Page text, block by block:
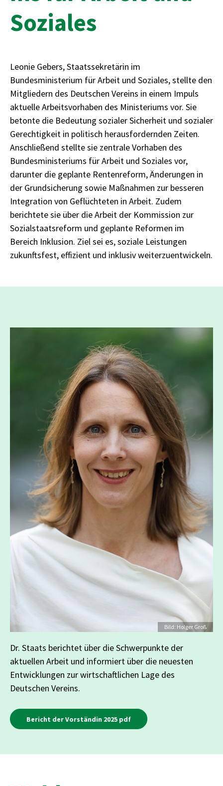
Soziales
Leonie Gebers, Staatssekretärin im
Bundesministerium für Arbeit und Soziales, stellte den
Mitgliedern des Deutschen Vereins in einem Impuls
aktuelle Arbeitsvorhaben des Ministeriums vor. Sie
betonte die Bedeutung sozialer Sicherheit und sozialer
Gerechtigkeit in politisch herausfordernden Zeiten.
Anschließend stellte sie zentrale Vorhaben des
Bundesministeriums für Arbeit und Soziales vor,
darunter die geplante Rentenreform, Änderungen in
der Grundsicherung sowie Maßnahmen zur besseren
Integration von Geflüchteten in Arbeit. Zudem
berichtete sie über die Arbeit der Kommission zur
Sozialstaatsreform und geplante Reformen im
Bereich Inklusion. Ziel sei es, soziale Leistungen
zukunftsfest, effizient und inklusiv weiterzuentwickeln.
Dr. Staats berichtet über die Schwerpunkte der
aktuellen Arbeit und informiert über die neuesten
Entwicklungen zur wirtschaftlichen Lage des
Deutschen Vereins.
Bericht der Vorständin 2025 pdf
Credit
Bild: Holger Groß